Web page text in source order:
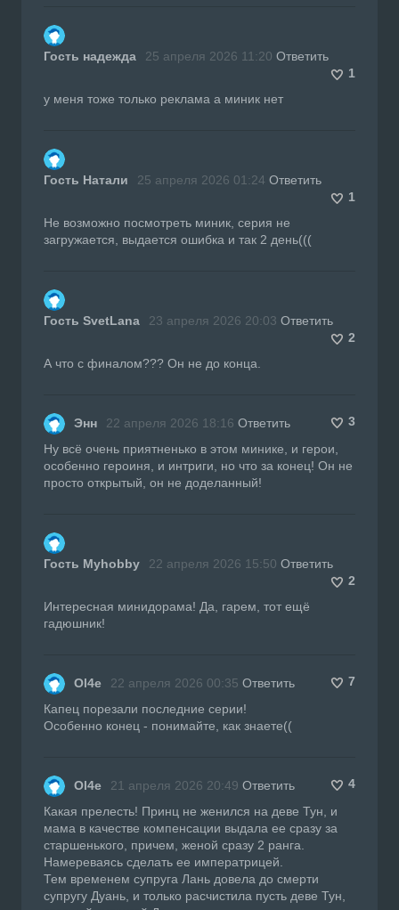
Гость надежда 25 апреля 2026 11:20 Ответить
1
у меня тоже только реклама а миник нет
Гость Натали 25 апреля 2026 01:24 Ответить
1
Не возможно посмотреть миник, серия не
загружается, выдается ошибка и так 2 день(((
Гость SvetLana 23 апреля 2026 20:03 Ответить
2
А что с финалом??? Он не до конца.
Энн 22 апреля 2026 18:16 Ответить
3
Ну всё очень приятненько в этом минике, и герои,
особенно героиня, и интриги, но что за конец! Он не
просто открытый, он не доделанный!
Гость Myhobby 22 апреля 2026 15:50 Ответить
2
Интересная минидорама! Да, гарем, тот ещё
гадюшник!
Ol4e 22 апреля 2026 00:35 Ответить
7
Капец порезали последние серии!
Особенно конец - понимайте, как знаете((
Ol4e 21 апреля 2026 20:49 Ответить
4
Какая прелесть! Принц не женился на деве Тун, и
мама в качестве компенсации выдала ее сразу за
старшенького, причем, женой сразу 2 ранга.
Намереваясь сделать ее императрицей.
Тем временем супруга Лань довела до смерти
супругу Дуань, и только расчистила пусть деве Тун,